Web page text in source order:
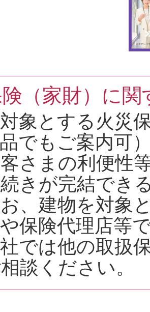
（家財）に
象とする火災
でもご案内可
さまの利便性
きが完結でき
、建物を対象
保険代理店等
では他の取扱
談ください。